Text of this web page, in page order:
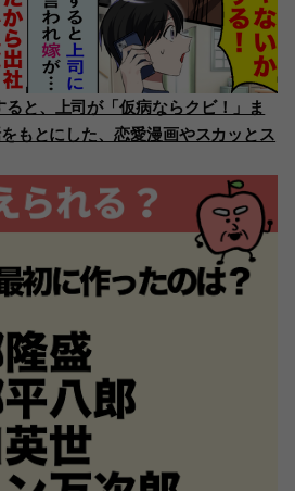
ると、上司が「仮病ならクビ！」ま
もとにした、恋愛漫画やスカッとス